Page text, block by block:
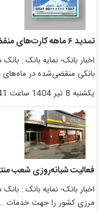
تمدید ۶ ماهه کارت‌های منقضی‌شده در خرداد، تیر و مرداد ۱۴۰۴
اخبار بانک- نمایه بانک : بانک
بانکی منقضی‌شده در ماه‌های
یکشنبه 8 تیر 1404 ساعت 9:41
فعالیت شبانه‌روزی شعب
اخبار بانک- نمایه بانک :
مرزی کشور را جهت خدمات ...